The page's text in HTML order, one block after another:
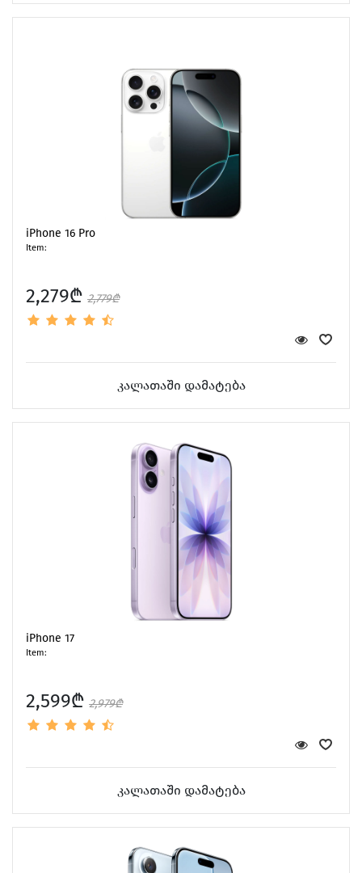
iPhone 16 Pro
Item:
2,279₾ 2,779₾
კალათაში დამატება
iPhone 17
Item:
2,599₾ 2,979₾
კალათაში დამატება